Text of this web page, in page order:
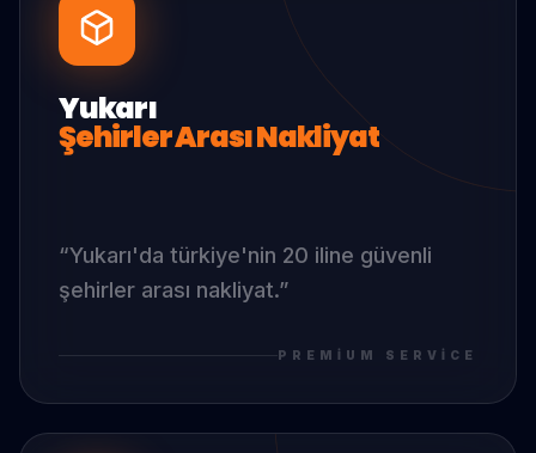
Yukarı
Şehirler Arası Nakliyat
“Yukarı'da türkiye'nin 20 iline güvenli
şehirler arası nakliyat.”
PREMIUM SERVICE